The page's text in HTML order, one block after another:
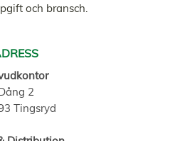
och bransch.
2
Tingsryd